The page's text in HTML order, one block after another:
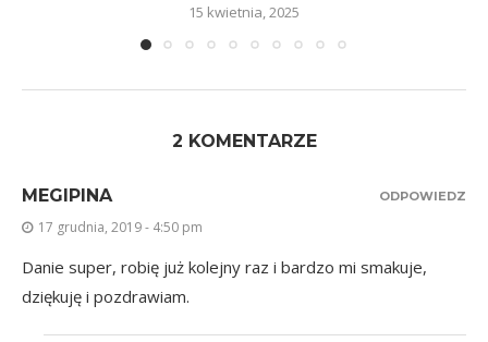
15 kwietnia, 2025
2 KOMENTARZE
MEGIPINA
17 grudnia, 2019 - 4:50 pm
Danie super, robię już kolejny raz i bardzo mi smakuje,
dziękuję i pozdrawiam.
ODPOWIEDZ